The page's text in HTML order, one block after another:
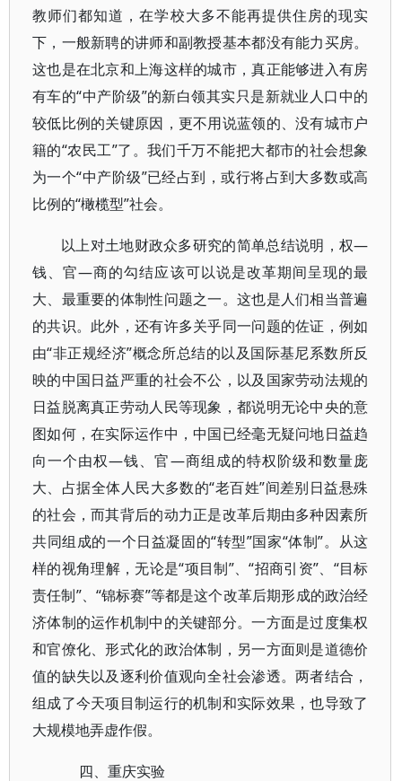
教师们都知道，在学校大多不能再提供住房的现实
下，一般新聘的讲师和副教授基本都没有能力买房。
这也是在北京和上海这样的城市，真正能够进入有房
有车的“中产阶级”的新白领其实只是新就业人口中的
较低比例的关键原因，更不用说蓝领的、没有城市户
籍的“农民工”了。我们千万不能把大都市的社会想象
为一个“中产阶级”已经占到，或行将占到大多数或高
比例的“橄榄型”社会。
以上对土地财政众多研究的简单总结说明，权—
钱、官—商的勾结应该可以说是改革期间呈现的最
大、最重要的体制性问题之一。这也是人们相当普遍
的共识。此外，还有许多关乎同一问题的佐证，例如
由“非正规经济”概念所总结的以及国际基尼系数所反
映的中国日益严重的社会不公，以及国家劳动法规的
日益脱离真正劳动人民等现象，都说明无论中央的意
图如何，在实际运作中，中国已经毫无疑问地日益趋
向一个由权—钱、官—商组成的特权阶级和数量庞
大、占据全体人民大多数的“老百姓”间差别日益悬殊
的社会，而其背后的动力正是改革后期由多种因素所
共同组成的一个日益凝固的“转型”国家“体制”。从这
样的视角理解，无论是“项目制”、“招商引资”、“目标
责任制”、“锦标赛”等都是这个改革后期形成的政治经
济体制的运作机制中的关键部分。一方面是过度集权
和官僚化、形式化的政治体制，另一方面则是道德价
值的缺失以及逐利价值观向全社会渗透。两者结合，
组成了今天项目制运行的机制和实际效果，也导致了
大规模地弄虚作假。
四、重庆实验